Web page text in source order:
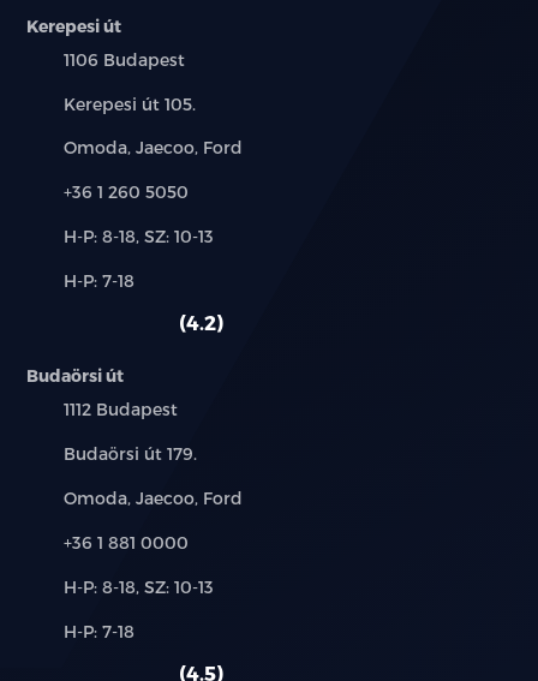
Kerepesi út
Település:
1106 Budapest
Cím:
Kerepesi út 105.
Márkák:
Omoda, Jaecoo, Ford
Telefon:
+36 1 260 5050
Új-
használt
H-P: 8-18, SZ: 10-13
Alkatrész,
H-P: 7-18
4.2
Budaörsi út
Település:
1112 Budapest
Cím:
Budaörsi út 179.
Márkák:
Omoda, Jaecoo, Ford
Telefon:
+36 1 881 0000
Új-
használt
H-P: 8-18, SZ: 10-13
Alkatrész,
H-P: 7-18
4.5